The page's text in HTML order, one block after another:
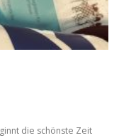
die schönste Zeit